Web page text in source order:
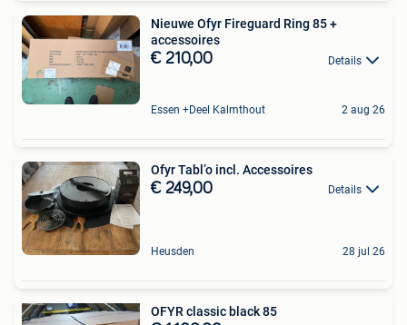
Nieuwe Ofyr Fireguard Ring 85 +
accessoires
€ 210,00 Details
Essen +Deel Kalmthout 2 aug 26
Ofyr Tabl’o incl. Accessoires
€ 249,00 Details
Heusden 28 jul 26
OFYR classic black 85